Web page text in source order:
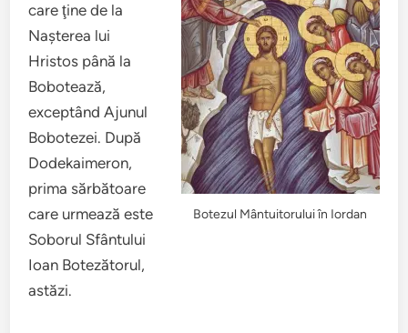
Botezul Mântuitorului în Iordan
care ţine de la
Naşterea lui
Hristos până la
Bobotează,
exceptând Ajunul
Bobotezei. După
Dodekaimeron,
prima sărbătoare
care urmează este
Soborul Sfântului
Ioan Botezătorul,
astăzi.